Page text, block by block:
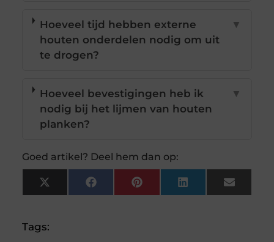
Hoeveel tijd hebben externe
houten onderdelen nodig om uit
te drogen?
▼
Hoeveel bevestigingen heb ik
nodig bij het lijmen van houten
planken?
▼
Goed artikel? Deel hem dan op:
X
(Twitter)
FacebookPinterestLinkedInEmail
Tags: